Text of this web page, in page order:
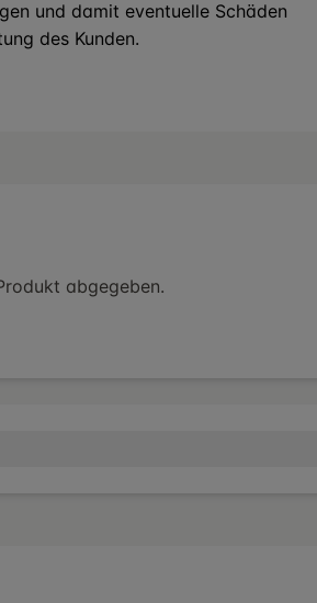
und damit eventuelle Schäden
des Kunden.
abgegeben.